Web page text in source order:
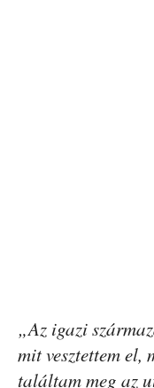
„Az igazi
mit vesztettem el,
találtam meg az